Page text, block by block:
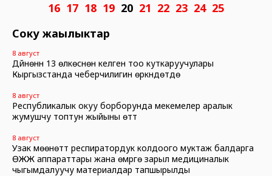
16 17 18 19 20 21 22 23 24 25
Соңку жаңылыктар
8 август
Дүйнөнүн 13 өлкөсүнөн келген тоо куткаруучулары
Кыргызстанда чеберчилигин өркүндөтүүдө
8 август
Республикалык окуу борборунда мекемелер аралык
жумушчу топтун жыйыны өттү
8 август
Узак мөөнөттүү респиратордук колдоого муктаж балдарга
ӨЖЖ аппараттары жана өмүргө зарыл медициналык
чыгымдалуучу материалдар тапшырылды